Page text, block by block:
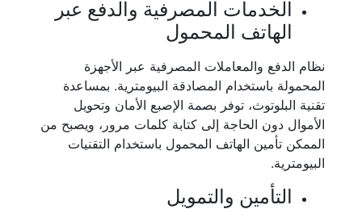
الخدمات المصرفية والدفع عبر
الهاتف المحمول
نظام الدفع والمعاملات المصرفية عبر الأجهزة
المحمولة باستخدام المصادقة البيومترية. بمساعدة
تقنية البلوتوث، توفر بصمة الإصبع الأمان وتحويل
الأموال دون الحاجة إلى كتابة كلمات مرور، ويصبح من
الممكن تأمين الهاتف المحمول باستخدام التقنيات
البيومترية.
التأمين والتمويل